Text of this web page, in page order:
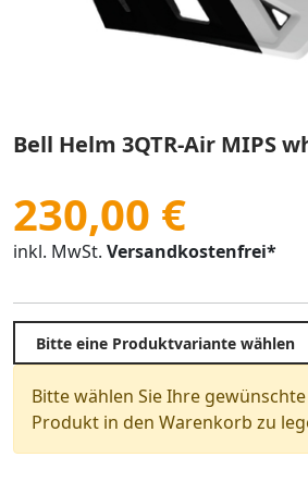
Bell Helm 3QTR-Air MIPS
230,00 €
inkl. MwSt. Versandkostenfrei*
Bitte wählen Sie Ihre
Produkt in den Warenkorb zu